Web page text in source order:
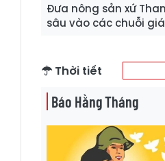
Đưa nông sản xứ
sâu vào các chuỗi
Thời tiết
Báo Hằng Tháng